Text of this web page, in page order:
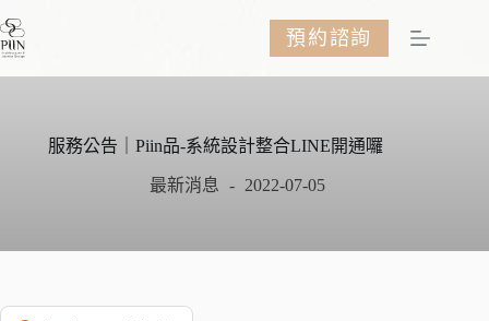
至
預約諮詢
服務公告｜Piin品-系統設計整合LINE開通囉
最新消息 2022-07-05